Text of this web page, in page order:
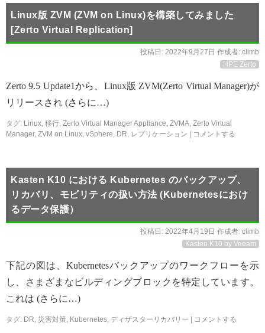
Linux版 ZVM (ZVM on Linux)を構築してみました
[Zerto Virtual Replication]
投稿日: 2022年9月27日 作成者: climb
HPE Zerto
Zerto 9.5 Update1から、Linux版 ZVM(Zerto Virtual Manager)が
リリースされ (さらに…)
タグ: Linux, 移行, Zerto Virtual Manager Appliance, ZVMA, Zerto Virtual
Manager, ZVM on Linux, vSphere, DR, レプリケーション コメントする
Kasten K10 における Kubernetes のバックアップ、
リカバリ、モビリティの扱い方法 (Kubernetesにおけ
るデータ保護）
投稿日: 2022年4月19日 作成者: climb
Kasten K10 by Veeam
下記の図は、Kubernetesバックアップのワークフローを示
し、さまざまなビルディングブロックを特定しています。
これは (さらに…)
タグ: DR, 災害対策, Kubernetes, ディザスターリカバリー コメントする